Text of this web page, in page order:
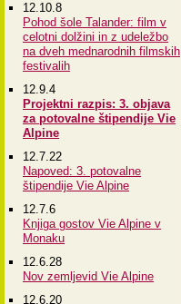
12.10.8
Pohod šole Talander: film v
celotni dolžini in z udeležbo
na dveh mednarodnih filmskih
festivalih
12.9.4
Projektni razpis: 3. objava
za potovalne štipendije Vie
Alpine
12.7.22
Napoved: 3. potovalne
štipendije Vie Alpine
12.7.6
Knjiga gostov Vie Alpine v
Monaku
12.6.28
Nov zemljevid Vie Alpine
12.6.20